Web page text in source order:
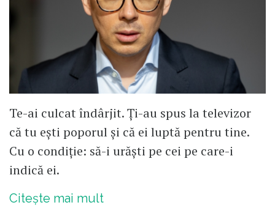
Te-ai culcat îndârjit. Ți-au spus la televizor
că tu ești poporul și că ei luptă pentru tine.
Cu o condiție: să-i urăști pe cei pe care-i
indică ei.
Citește mai mult